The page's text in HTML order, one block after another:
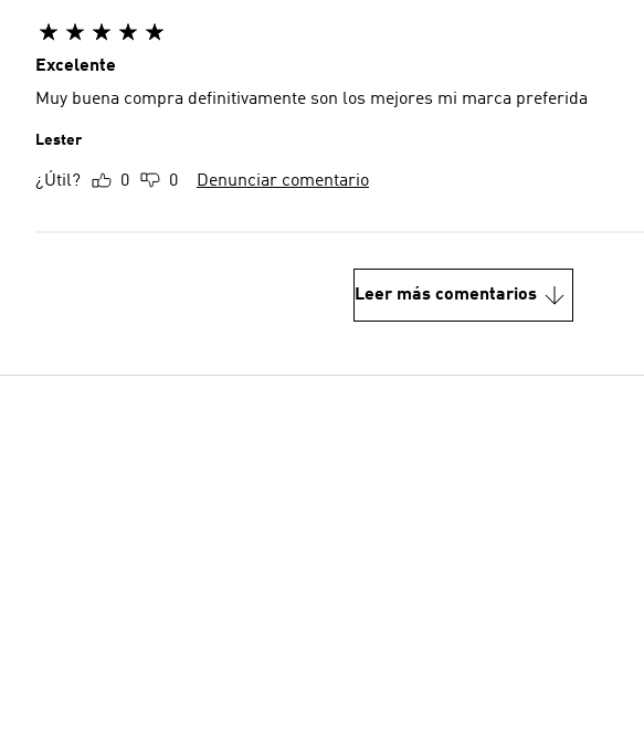
Excelente
Muy buena compra definitivamente son los mejores mi marca preferida
Lester
¿Útil? 0 0 Denunciar comentario
Leer más comentarios